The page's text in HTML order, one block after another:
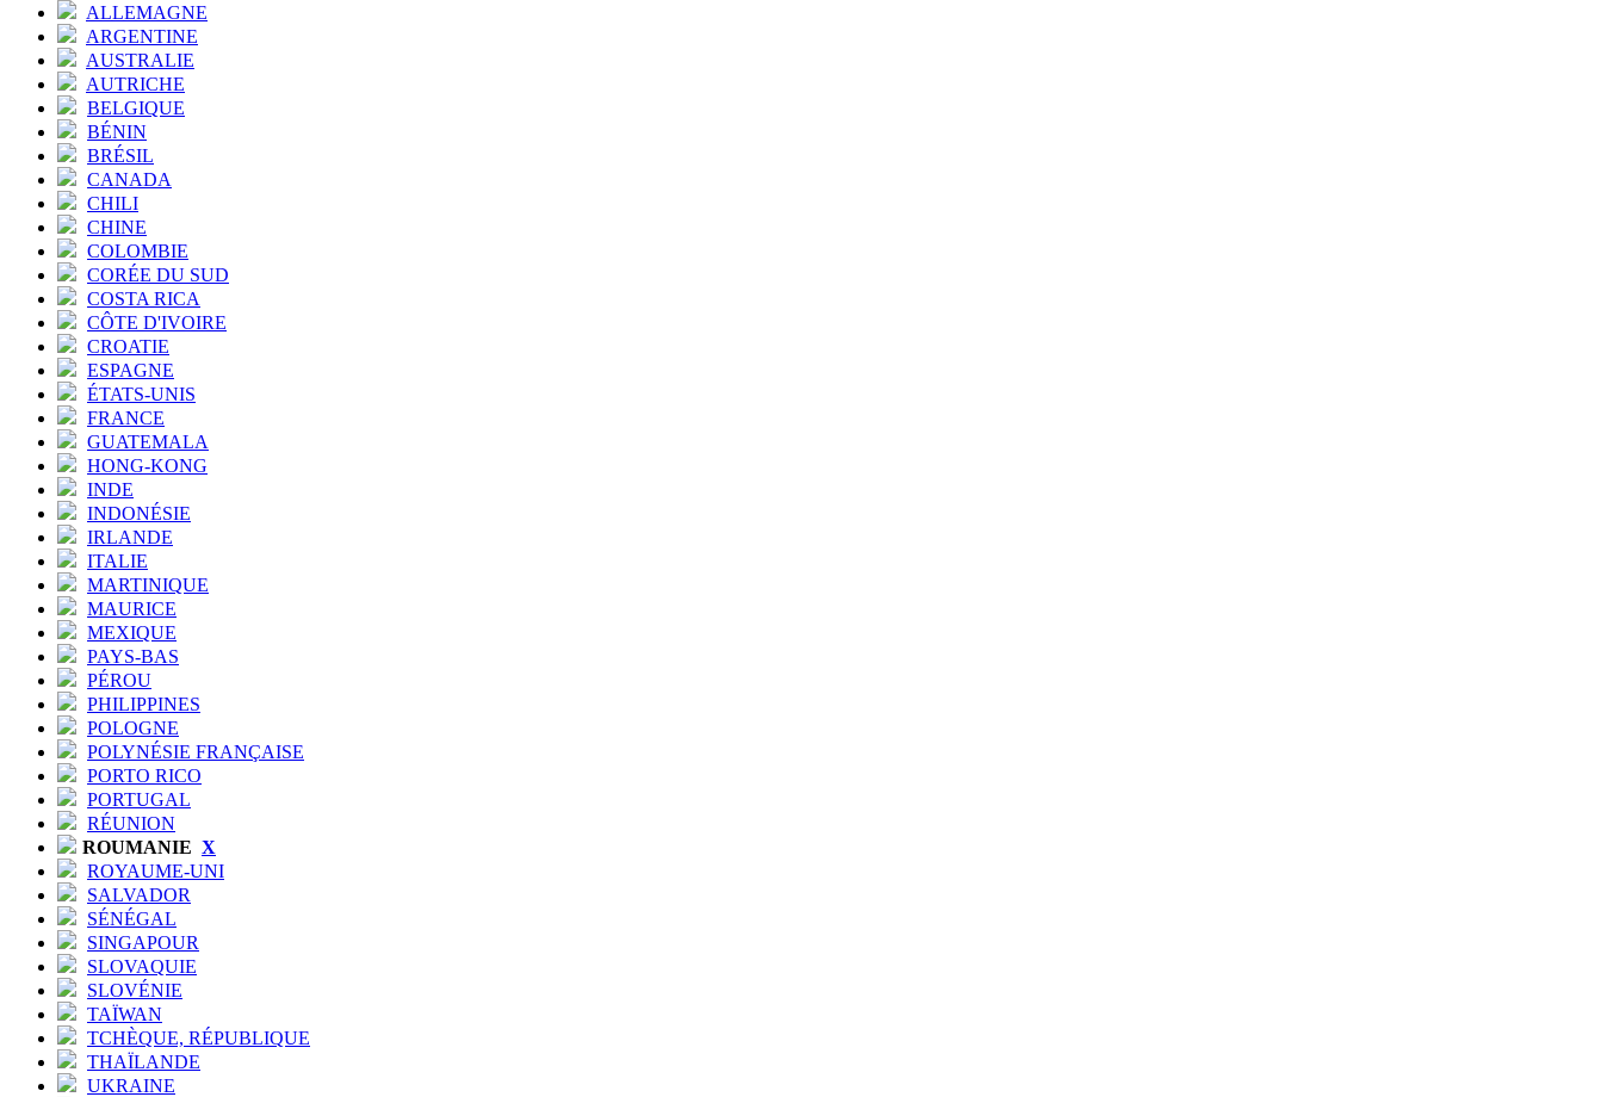
ALLEMAGNE
ARGENTINE
AUSTRALIE
AUTRICHE
BELGIQUE
BÉNIN
BRÉSIL
CANADA
CHILI
CHINE
COLOMBIE
CORÉE DU SUD
COSTA RICA
CÔTE D'IVOIRE
CROATIE
ESPAGNE
ÉTATS-UNIS
FRANCE
GUATEMALA
HONG-KONG
INDE
INDONÉSIE
IRLANDE
ITALIE
MARTINIQUE
MAURICE
MEXIQUE
PAYS-BAS
PÉROU
PHILIPPINES
POLOGNE
POLYNÉSIE FRANÇAISE
PORTO RICO
PORTUGAL
RÉUNION
ROUMANIE X
ROYAUME-UNI
SALVADOR
SÉNÉGAL
SINGAPOUR
SLOVAQUIE
SLOVÉNIE
TAÏWAN
TCHÈQUE, RÉPUBLIQUE
THAÏLANDE
UKRAINE